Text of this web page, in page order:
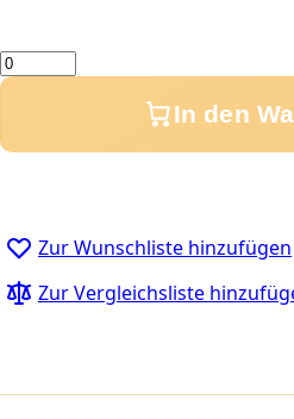
Menge
In den
Zur Wunschliste hinzufügen
Zur Vergleichsliste